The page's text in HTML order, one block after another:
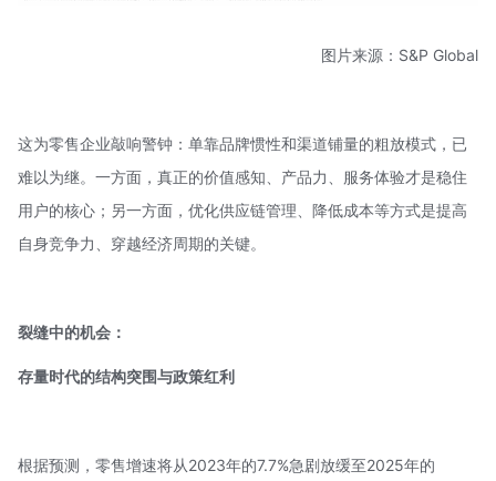
图片来源：S&P Global
这为零售企业敲响警钟：单靠品牌惯性和渠道铺量的粗放模式，已
难以为继。一方面，真正的价值感知、产品力、服务体验才是稳住
用户的核心；另一方面，优化供应链管理、降低成本等方式是提高
自身竞争力、穿越经济周期的关键。
裂缝中的机会：
存量时代的结构突围与政策红利
根据预测，零售增速将从2023年的7.7%急剧放缓至2025年的